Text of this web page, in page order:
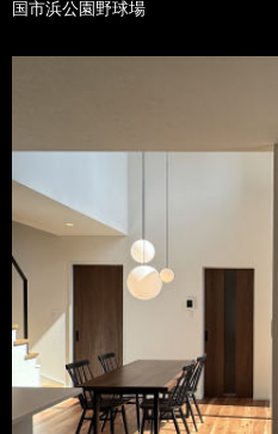
国市浜公園野球場